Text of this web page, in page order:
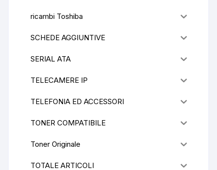
ricambi Toshiba
SCHEDE AGGIUNTIVE
SERIAL ATA
TELECAMERE IP
TELEFONIA ED ACCESSORI
TONER COMPATIBILE
Toner Originale
TOTALE ARTICOLI